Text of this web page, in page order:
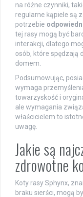
na różne czynniki,
regularne kąpiele są
potrzebie
tej rasy mogą być
interakcji, dlatego
osób, które spędzają
domem.
Podsumowując,
wymaga
towarzyskość i
ale wymagania
właścicielem to
uwagę.
Jakie są
zdrowotne
Koty rasy Sphynx,
braku sierści, mogą